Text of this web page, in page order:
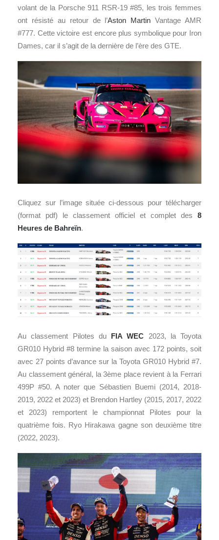
volant de la Porsche 911 RSR-19 #85, les trois femmes
ont résisté au retour de l’Aston Martin Vantage AMR
#777. Cette victoire est encore plus symbolique pour Iron
Dames, car il s’agit de la dernière de l’ère des GTE.
Cliquez sur l’image située ci-dessous pour télécharger
(format pdf) le classement officiel et complet des 8
Heures de Bahreïn.
Au classement Pilotes du FIA WEC 2023, la Toyota
GR010 Hybrid #8 termine la saison avec 172 points, soit
avec 27 points d’avance sur la Toyota GR010 Hybrid #7.
Au classement général, la 3ème place revient à la Ferrari
499P #50. A noter que Sébastien Buemi (2014, 2018-
2019, 2022 et 2023) et Brendon Hartley (2015, 2017, 2022
et 2023) remportent le championnat Pilotes pour la
quatrième fois. Ryo Hirakawa gagne son deuxième titre
(2022, 2023).